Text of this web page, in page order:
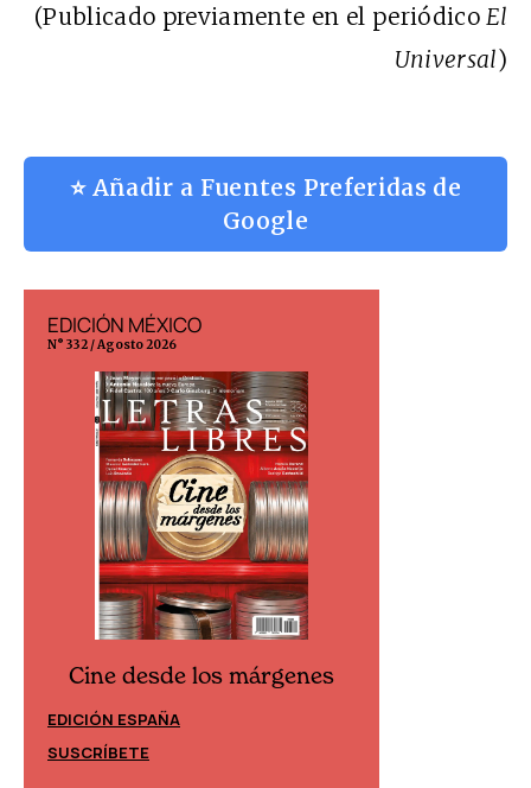
(Publicado previamente en el periódico El
Universal)
⭐ Añadir a Fuentes Preferidas de
Google
EDICIÓN MÉXICO
N° 332 / Agosto 2026
Cine desde los márgenes
EDICIÓN ESPAÑA
SUSCRÍBETE